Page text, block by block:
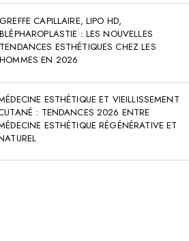
GREFFE CAPILLAIRE, LIPO HD,
BLÉPHAROPLASTIE : LES NOUVELLES
TENDANCES ESTHÉTIQUES CHEZ LES
HOMMES EN 2026
ESTHÉTIQUE ET VIEILLISSEMENT
: TENDANCES 2026 ENTRE
ESTHÉTIQUE RÉGÉNÉRATIVE ET